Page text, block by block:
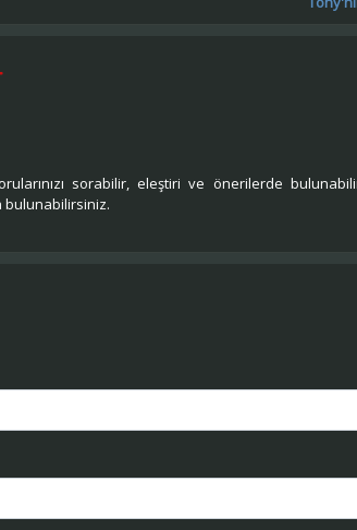
sorabilir, eleştiri ve önerilerde
bulunabilirsiniz.